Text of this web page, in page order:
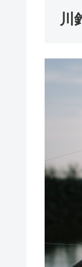
川